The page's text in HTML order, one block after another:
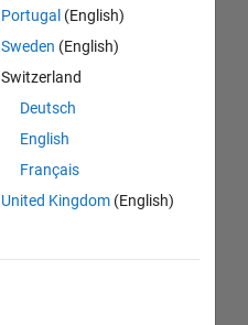
Portugal (English)
Sweden (English)
Switzerland
Deutsch
English
Français
United Kingdom(English)